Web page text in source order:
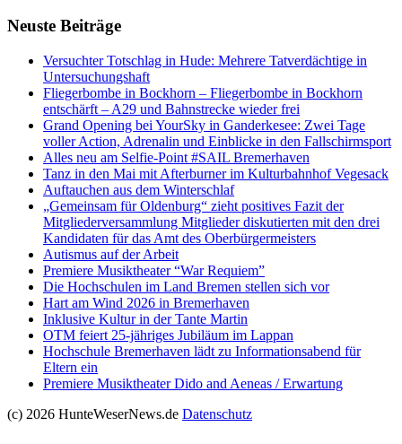
Neuste Beiträge
Versucht­er Totschlag in Hude: Mehrere Tatverdächtige in
Untersuchungshaft
Fliegerbombe in Bockhorn – Fliegerbombe in Bockhorn
entschärft – A29 und Bahnstrecke wieder frei
Grand Opening bei YourSky in Ganderkesee: Zwei Tage
voller Action, Adrenalin und Einblicke in den Fallschirmsport
Alles neu am Selfie-Point #SAIL Bremerhaven
Tanz in den Mai mit Afterburner im Kulturbahnhof Vegesack
Auftauchen aus dem Winterschlaf
„Gemeinsam für Oldenburg“ zieht positives Fazit der
Mitgliederversammlung Mitglieder diskutierten mit den drei
Kandidaten für das Amt des Oberbürgermeisters
Autismus auf der Arbeit
Premiere Musiktheater “War Requiem”
Die Hochschulen im Land Bremen stellen sich vor
Hart am Wind 2026 in Bremerhaven
Inklusive Kultur in der Tante Martin
OTM feiert 25-jähriges Jubiläum im Lappan
Hochschule Bremerhaven lädt zu Informationsabend für
Eltern ein
Premiere Musiktheater Dido and Aeneas / Erwartung
(c) 2026 HunteWeserNews.de Datenschutz